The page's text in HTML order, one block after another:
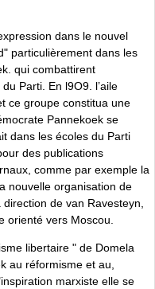
dans le nouvel
particulièrement dans les
qui combattirent
Parti. En l9O9. l’aile
ce groupe constitua une
Pannekoek se
dans les écoles du Parti
des publications
comme par exemple la
nouvelle organisation de
de van Ravesteyn,
orienté vers Moscou.
libertaire " de Domela
au réformisme et au,
marxiste elle se